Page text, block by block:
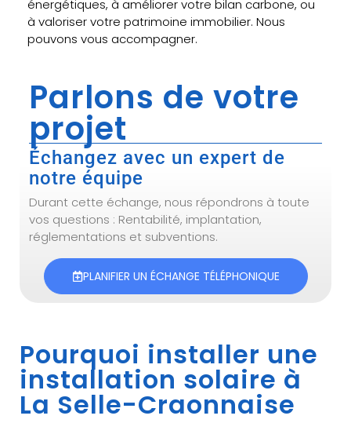
énergétiques, à améliorer votre bilan carbone, ou
à valoriser votre patrimoine immobilier. Nous
pouvons vous accompagner.
Parlons de votre
projet
Échangez avec un expert de
notre équipe
Durant cette échange, nous répondrons à toute
vos questions : Rentabilité, implantation,
réglementations et subventions.
PLANIFIER UN ÉCHANGE TÉLÉPHONIQUE
Pourquoi installer une
installation solaire à
La Selle-Craonnaise